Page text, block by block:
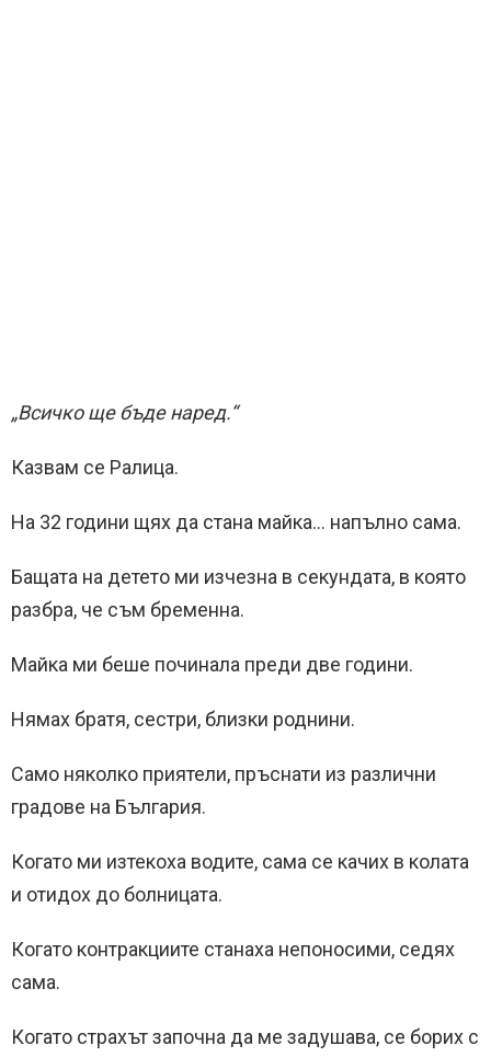
„Всичко ще бъде наред.“
Казвам се Ралица.
На 32 години щях да стана майка… напълно сама.
Бащата на детето ми изчезна в секундата, в която
разбра, че съм бременна.
Майка ми беше починала преди две години.
Нямах братя, сестри, близки роднини.
Само няколко приятели, пръснати из различни
градове на България.
Когато ми изтекоха водите, сама се качих в колата
и отидох до болницата.
Когато контракциите станаха непоносими, седях
сама.
Когато страхът започна да ме задушава, се борих с